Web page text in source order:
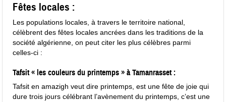
Fêtes locales :
Les populations locales, à travers le territoire national,
célèbrent des fêtes locales ancrées dans les traditions de la
société algérienne, on peut citer les plus célèbres parmi
celles-ci :
Tafsit « les couleurs du printemps » à Tamanrasset :
Tafsit en amazigh veut dire printemps, est une fête de joie qui
dure trois jours célébrant l’avènement du printemps, c’est une